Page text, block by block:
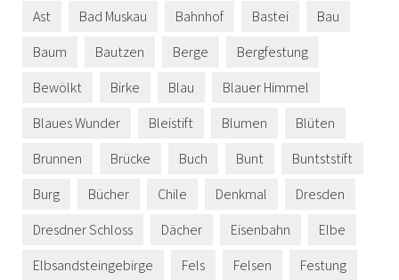
Ast
Bad Muskau Bahnhof Bastei
Bau
Baum
Bautzen Berge
Bergfestung
Bewölkt
Birke Blau
Blauer Himmel
Blaues Wunder
Bleistift Blumen
Blüten
Brunnen
Brücke Buch Bunt
Buntststift
Burg
Bücher Chile Denkmal
Dresden
Dresdner Schloss
Dächer Eisenbahn
Elbe
Elbsandsteingebirge
Fels Felsen
Festung